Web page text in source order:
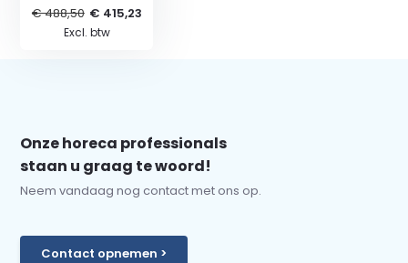
€ 488,50 € 415,23
Excl. btw
Onze horeca professionals
staan u graag te woord!
Neem vandaag nog contact met ons op.
Contact opnemen >